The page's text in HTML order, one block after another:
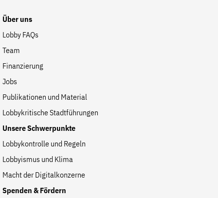
Über uns
Lobby FAQs
Team
Finanzierung
Jobs
Publikationen und Material
Lobbykritische Stadtführungen
Unsere Schwerpunkte
Lobbykontrolle und Regeln
Lobbyismus und Klima
Macht der Digitalkonzerne
Spenden & Fördern